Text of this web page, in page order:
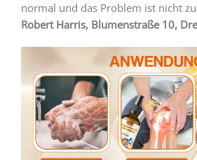
normal und das Problem ist nicht
Robert Harris, Blumenstraße 10,